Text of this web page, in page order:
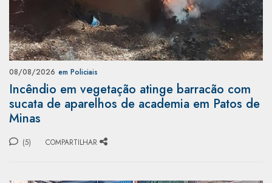
08/08/2026 em Policiais
Incêndio em vegetação atinge barracão com
sucata de aparelhos de academia em Patos de
Minas
(5) COMPARTILHAR